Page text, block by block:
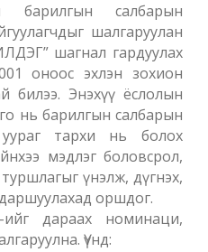
салбарын
шалгаруулан
шагнал гардуулах
оноос эхлэн зохион
билээ. Энэхүү ёслолын
нь барилгын салбарын
уураг тархи нь болох
мэдлэг боловсрол,
үнэлж, дүгнэх,
оршдог.
дараах номинаци,
Үүнд: